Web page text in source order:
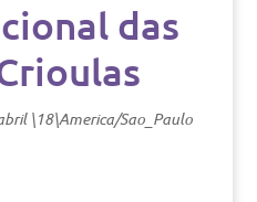
das
\18\America/Sao_Paulo